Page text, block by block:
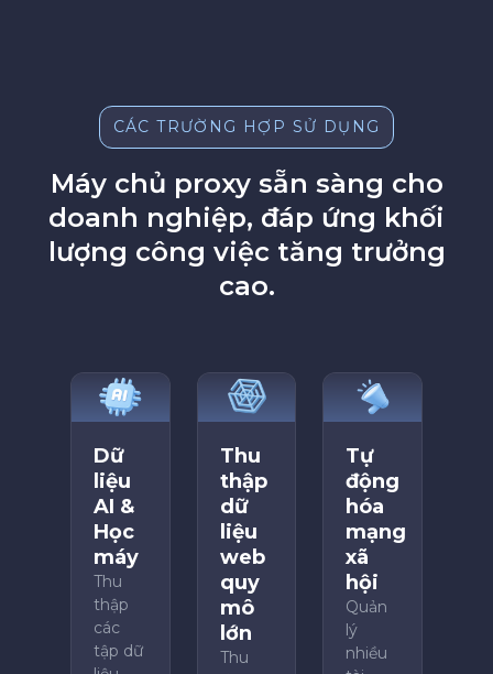
CÁC TRƯỜNG HỢP SỬ DỤNG
Máy chủ proxy sẵn sàng cho
doanh nghiệp, đáp ứng khối
lượng công việc tăng trưởng
cao.
Dữ
liệu
AI &
Học
máy
Thu
thập
các
tập dữ
Thu
thập
dữ
liệu
web
quy
mô
lớn
Thu
Tự
động
hóa
mạng
xã
hội
Quản
lý
nhiều